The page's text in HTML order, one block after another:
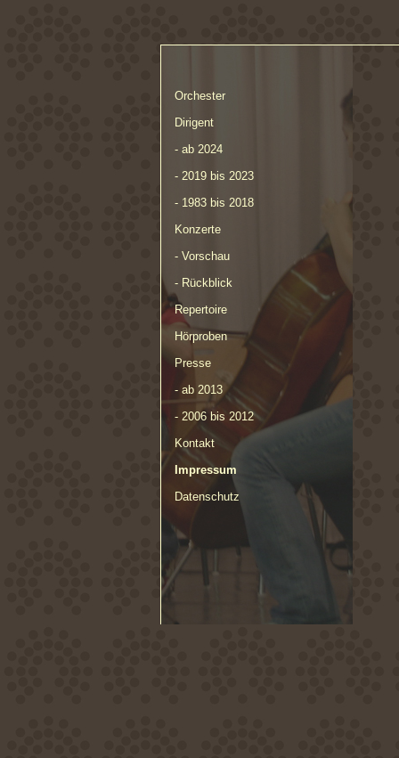
Orchester
Dirigent
- ab 2024
- 2019 bis 2023
- 1983 bis 2018
Konzerte
- Vorschau
- Rückblick
Repertoire
Hörproben
Presse
- ab 2013
- 2006 bis 2012
Kontakt
Impressum
Datenschutz